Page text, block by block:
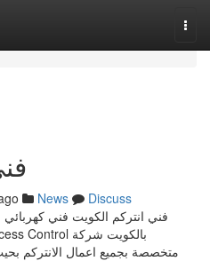
News
Discuss
فني انتركم الكويت فني كهربائي
متخصصة بجميع اعمال الانتركم